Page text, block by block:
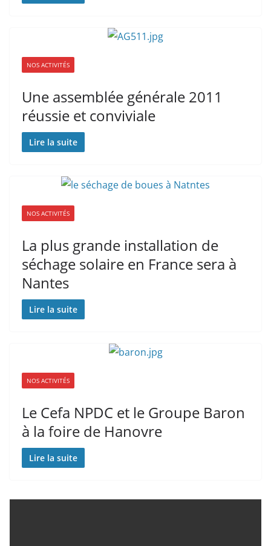
NOS ACTIVITÉS
Une assemblée générale 2011
réussie et conviviale
Lire la suite
NOS ACTIVITÉS
La plus grande installation de
séchage solaire en France sera à
Nantes
Lire la suite
NOS ACTIVITÉS
Le Cefa NPDC et le Groupe Baron
à la foire de Hanovre
Lire la suite